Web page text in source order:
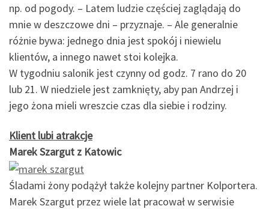
np. od pogody. – Latem ludzie częściej zaglądają do
mnie w deszczowe dni – przyznaje. – Ale generalnie
różnie bywa: jednego dnia jest spokój i niewielu
klientów, a innego nawet stoi kolejka.
W tygodniu salonik jest czynny od godz. 7 rano do 20
lub 21. W niedziele jest zamknięty, aby pan Andrzej i
jego żona mieli wreszcie czas dla siebie i rodziny.
Klient lubi atrakcje
Marek Szargut z Katowic
Śladami żony podążył także kolejny partner Kolportera.
Marek Szargut przez wiele lat pracował w serwisie